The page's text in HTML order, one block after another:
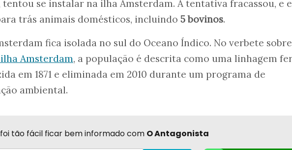
tentou se instalar na ilha Amsterdam. A tentativa fracassou, e
trás animais domésticos, incluindo 5 bovinos.
fica isolada no sul do Oceano Índico. No verbete
Amsterdam, a população é descrita como uma linhagem
em 1871 e eliminada em 2010 durante um programa de
ambiental.
tão fácil ficar bem informado com O Antagonista